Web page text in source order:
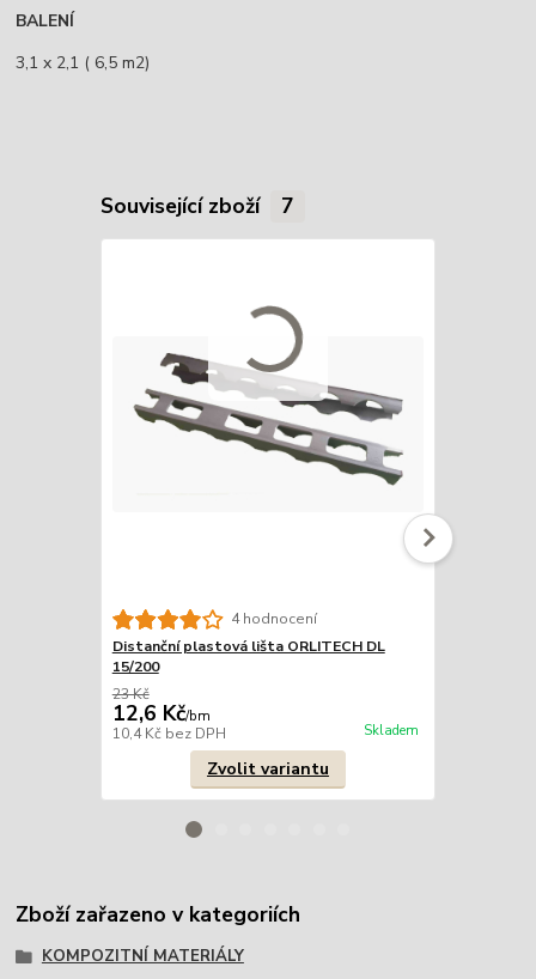
BALENÍ
3,1 x 2,1 ( 6,5 m2)
Související zboží 7
4 hodnocení
Distanční plastová lišta ORLITECH DL
15/200
23 Kč
12,6 Kč/bm
10,4 Kč bez DPH Skladem
Zvolit variantu
Zboží zařazeno v kategoriích
KOMPOZITNÍ MATERIÁLY